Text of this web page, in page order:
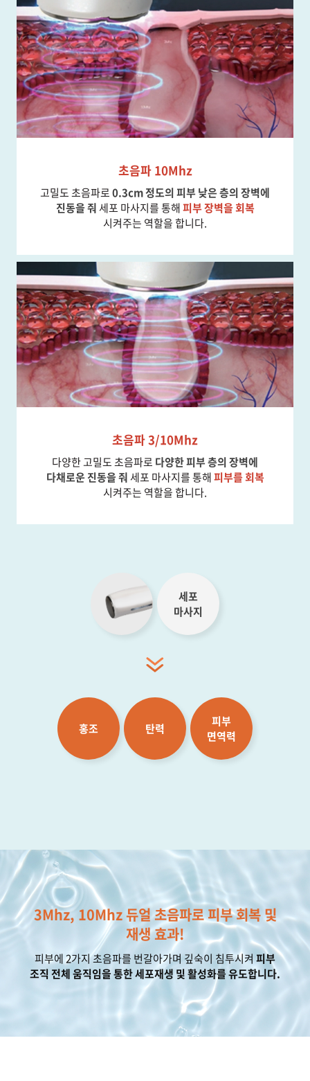
초음파 10Mhz
고밀도 초음파로0.3cm 정도의 피부 낮은 층의 장벽에
진동을 줘세포 마사지를 통해피부 장벽을 회복
시켜주는 역할을 합니다.
초음파 3/10Mhz
다양한 고밀도 초음파로 다양한 피부 층의 장벽에
다채로운 진동을 줘세포 마사지를 통해피부를 회복
시켜주는 역할을 합니다.
세포
마사지
홍조 탄력
피부
면역력
3Mhz, 10Mhz 듀얼 초음파로 피부 회복 및
재생 효과!
피부에 2가지 초음파를 번갈아가며 깊숙이 침투시켜피부
조직 전체 움직임을 통한 세포재생 및 활성화를 유도합니다.